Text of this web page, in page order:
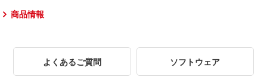
商品情報
よくあるご質問 ソフトウェア